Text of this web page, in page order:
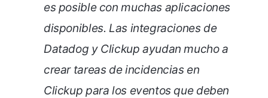
es posible con muchas aplicaciones
disponibles. Las integraciones de
Datadog y Clickup ayudan mucho a
crear tareas de incidencias en
Clickup para los eventos que deben